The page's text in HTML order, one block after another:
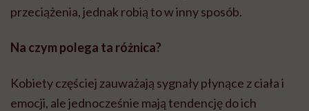
przeciążenia, jednak robią to w inny sposób.
Na czym polega ta różnica?
Kobiety częściej zauważają sygnały płynące z ciała i
emocji, ale jednocześnie mają tendencję do ich